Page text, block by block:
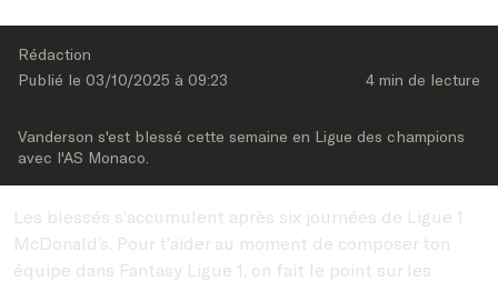
Rédaction
Publié le 03/10/2025 à 09:23 4 min de lecture
Vanderson s'est blessé cette semaine en Ligue des champions
avec l'AS Monaco.
Les blessés s’accumulent après six journées de Ligue 1
McDonald’s. Pour t’aider au moment de composer ton
équipe dans Fantasy Ligue 1, on fait le point sur les